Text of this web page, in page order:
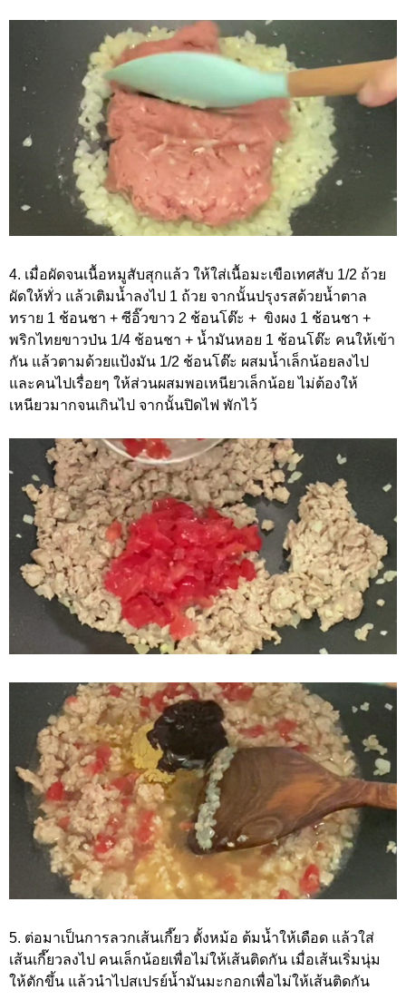
4. เมื่อผัดจนเนื้อหมูสับสุกแล้ว ให้ใส่เนื้อมะเขือเทศสับ 1/2 ถ้วย
ผัดให้ทั่ว แล้วเติมน้ำลงไป 1 ถ้วย จากนั้นปรุงรสด้วยน้ำตาล
ทราย 1 ช้อนชา + ซีอิ๊วขาว 2 ช้อนโต๊ะ + ขิงผง 1 ช้อนชา +
พริกไทยขาวป่น 1/4 ช้อนชา + น้ำมันหอย 1 ช้อนโต๊ะ คนให้เข้า
กัน แล้วตามด้วยแป้งมัน 1/2 ช้อนโต๊ะ ผสมน้ำเล็กน้อยลงไป
และคนไปเรื่อยๆ ให้ส่วนผสมพอเหนียวเล็กน้อย ไม่ต้องให้
เหนียวมากจนเกินไป จากนั้นปิดไฟ พักไว้
5. ต่อมาเป็นการลวกเส้นเกี๊ยว ตั้งหม้อ ต้มน้ำให้เดือด แล้วใส่
เส้นเกี๊ยวลงไป คนเล็กน้อยเพื่อไม่ให้เส้นติดกัน เมื่อเส้นเริ่มนุ่ม
ให้ตักขึ้น แล้วนำไปสเปรย์น้ำมันมะกอกเพื่อไม่ให้เส้นติดกัน